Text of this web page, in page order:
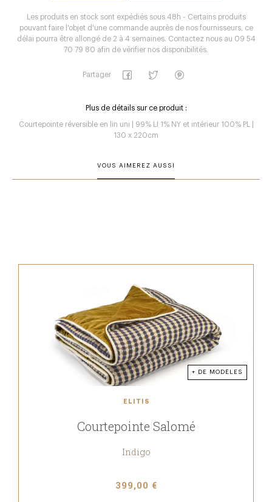
Les produits en stock sont expédiés sous 48h - Certains produits
pouvant faire l'objet d'une commande auprès de nos fournisseurs, ce
délai pourra être allongé de 2 à 4 semaines. Contactez nous au 09 54
70 79 80 afin de vérifier nos disponibilités.
Partager
Plus de détails sur ce produit :
Courtepointe réversible en lin uni | 99% LI 1% NY et intérieur 100% PL |
130 x 220cm
VOUS AIMEREZ AUSSI
+ DE MODÈLES
ELITIS
Courtepointe Salomé
Indigo
399,00 €